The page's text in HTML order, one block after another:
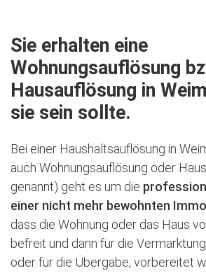
Sie erhalten eine
Wohnungsauflösung
Hausauflösung in
sie sein sollte.
Bei einer Haushaltsauflösung in
auch Wohnungsauflösung oder
genannt) geht es um die
einer nicht mehr bewohnten
dass die Wohnung oder das Haus
befreit und dann für die
oder für die Übergabe, vorbereitet